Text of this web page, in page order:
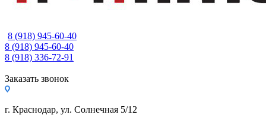
8 (918) 945-60-40
8 (918) 945-60-40
8 (918) 336-72-91
Заказать звонок
г. Краснодар, ул. Солнечная 5/12